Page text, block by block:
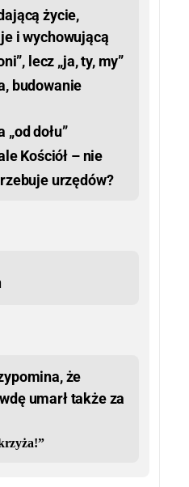
życie,
i wychowującą
lecz „ja, ty, my”
budowanie
„od dołu”
Kościół – nie
urzędów?
że
umarł także za